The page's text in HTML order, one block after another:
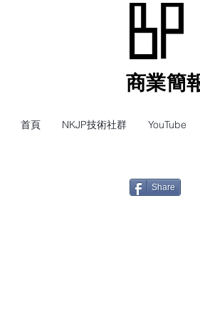
商業簡
首頁 NKJP技術社群 YouTube
Share